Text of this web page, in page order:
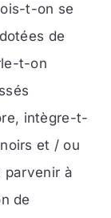
t-on se
de
t-on
intègre-t-
et / ou
parvenir à
de